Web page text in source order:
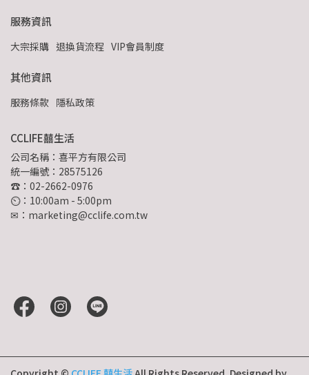
服務資訊
大宗採購 退換貨流程 VIP會員制度
其他資訊
服務條款 隱私政策
CCLIFE囍生活
公司名稱：喜平方有限公司
統一編號：28575126
☎：02-2662-0976
⏲︎：10:00am - 5:00pm
✉：marketing@cclife.com.tw